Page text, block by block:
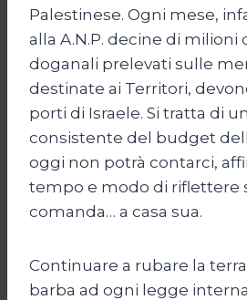
Palestinese. Ogni mese,
alla A.N.P. decine di milioni
doganali prelevati sulle
destinate ai Territori,
porti di Israele. Si tratta di
consistente del budget
oggi non potrà contarci,
tempo e modo di riflettere
comanda… a casa sua.
Continuare a rubare la
barba ad ogni legge